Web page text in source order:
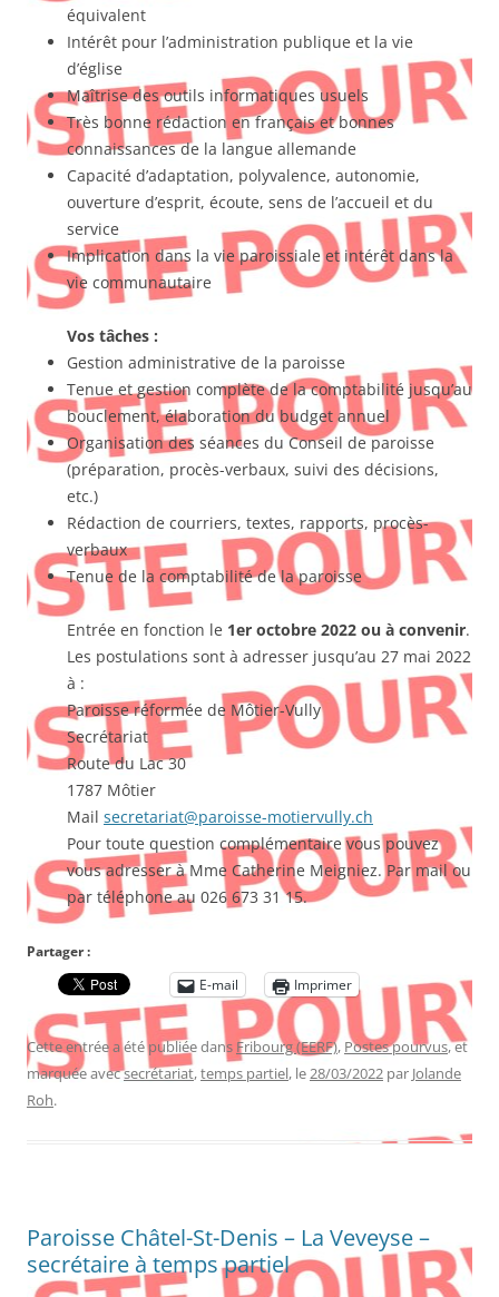
équivalent
Intérêt pour l’administration publique et la vie
d’église
Maîtrise des outils informatiques usuels
Très bonne rédaction en français et bonnes
connaissances de la langue allemande
Capacité d’adaptation, polyvalence, autonomie,
ouverture d’esprit, écoute, sens de l’accueil et du
service
Implication dans la vie paroissiale et intérêt dans la
vie communautaire
Vos tâches :
Gestion administrative de la paroisse
Tenue et gestion complète de la comptabilité jusqu’au
bouclement, élaboration du budget annuel
Organisation des séances du Conseil de paroisse
(préparation, procès-verbaux, suivi des décisions,
etc.)
Rédaction de courriers, textes, rapports, procès-
verbaux
Tenue de la comptabilité de la paroisse
Entrée en fonction le 1er octobre 2022 ou à convenir.
Les postulations sont à adresser jusqu’au 27 mai 2022
à :
Paroisse réformée de Môtier-Vully
Secrétariat
Route du Lac 30
1787 Môtier
Mail secretariat@paroisse-motiervully.ch
Pour toute question complémentaire vous pouvez
vous adresser à Mme Catherine Meigniez. Par mail ou
par téléphone au 026 673 31 15.
Partager :
E-mail
Imprimer
Cette entrée a été publiée dans Fribourg (EERF), Postes pourvus, et
marquée avecsecrétariat,temps partiel, le28/03/2022 par Jolande
Roh.
Paroisse Châtel-St-Denis – La Veveyse –
secrétaire à temps partiel